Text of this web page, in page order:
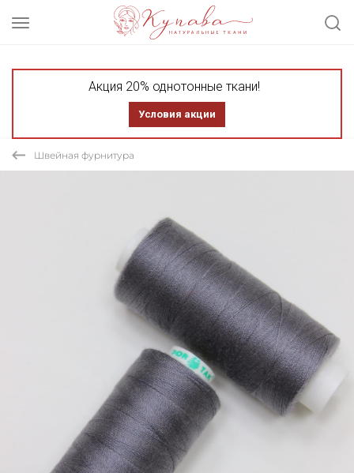
Акция 20% однотонные ткани!
Условия акции
Швейная фурнитура